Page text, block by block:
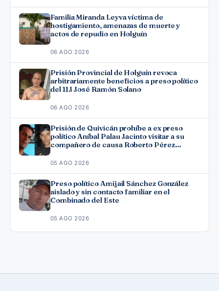
Familia Miranda Leyva víctima de
hostigamiento, amenazas de muerte y
actos de repudio en Holguín
06 AGO 2026
Prisión Provincial de Holguín revoca
arbitrariamente beneficios a preso político
del 11J José Ramón Solano
06 AGO 2026
Prisión de Quivicán prohíbe a ex preso
político Aníbal Palau Jacinto visitar a su
compañero de causa Roberto Pérez
05 AGO 2026
Preso político Amijail Sánchez González
aislado y sin contacto familiar en el
Combinado del Este
05 AGO 2026